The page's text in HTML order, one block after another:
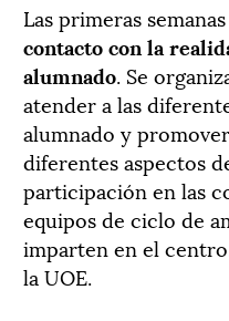
Las primeras
contacto con la
alumnado. Se
atender a las
alumnado y
diferentes aspectos
participación en las
equipos de ciclo de
imparten en el
la UOE.